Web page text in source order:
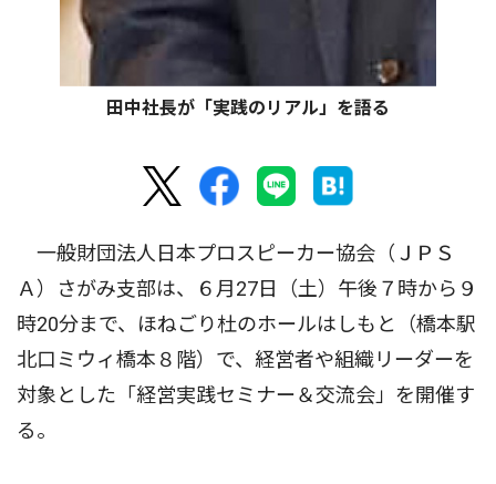
田中社長が「実践のリアル」を語る
一般財団法人日本プロスピーカー協会（ＪＰＳ
Ａ）さがみ支部は、６月27日（土）午後７時から９
時20分まで、ほねごり杜のホールはしもと（橋本駅
北口ミウィ橋本８階）で、経営者や組織リーダーを
対象とした「経営実践セミナー＆交流会」を開催す
る。